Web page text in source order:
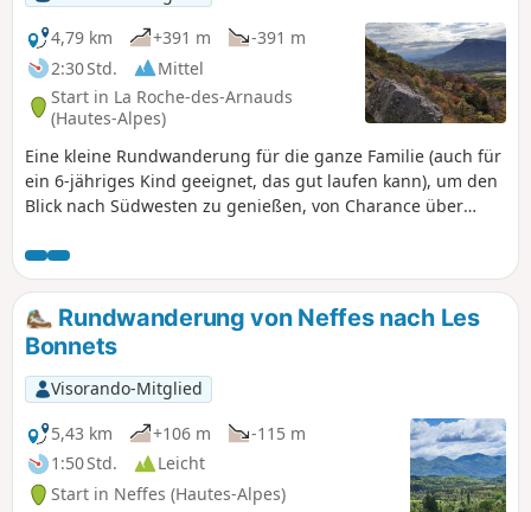
4,79 km
+391 m
-391 m
2:30 Std.
Mittel
Start in La Roche-des-Arnauds
(Hautes-Alpes)
Eine kleine Rundwanderung für die ganze Familie (auch für
ein 6-jähriges Kind geeignet, das gut laufen kann), um den
Blick nach Südwesten zu genießen, von Charance über
Montmaur bis hin zum Morgon.
Rundwanderung von Neffes nach Les
Bonnets
Visorando-Mitglied
5,43 km
+106 m
-115 m
1:50 Std.
Leicht
Start in Neffes (Hautes-Alpes)